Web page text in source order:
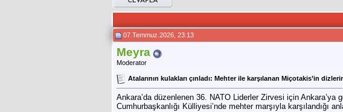
07.Temmuz.2026, 23:13
Meyra
Moderator
Atalarının kulakları çınladı: Mehter ile karşılanan Miçotakis’in
Ankara’da düzenlenen 36. NATO Liderler Zirvesi için Ankara’ya
Cumhurbaşkanlığı Külliyesi’nde mehter marşıyla karşılandığı